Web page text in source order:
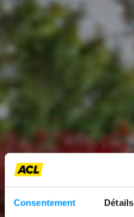
Consentement Détails